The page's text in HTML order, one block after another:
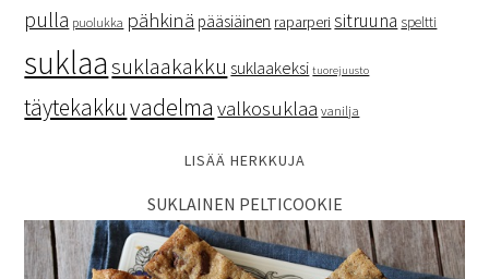
pulla puolukka pähkinä pääsiäinen raparperi sitruuna speltti
suklaa suklaakakku suklaakeksi tuorejuusto
täytekakkuvadelma valkosuklaa vanilja
LISÄÄ HERKKUJA
SUKLAINEN PELTICOOKIE